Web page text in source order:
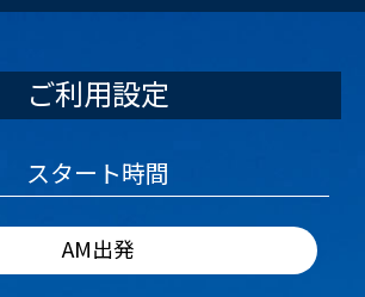
ご利用設定
スタート時間
AM出発